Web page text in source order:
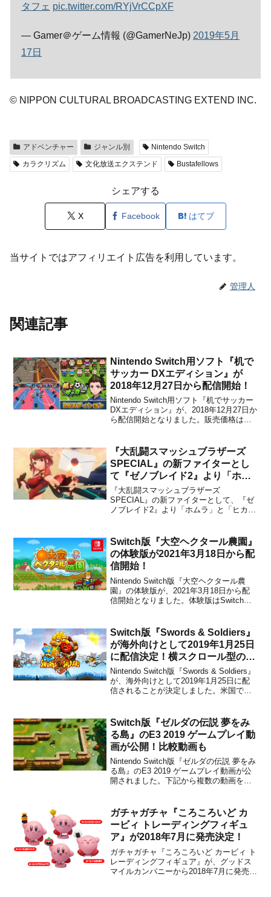
タフェ pic.twitter.com/RYjVrCCpXF
— Gamer＠ゲーム情報 (@GamerNeJp) 2019年5月
17日
© NIPPON CULTURAL BROADCASTING EXTEND INC.
アドベンチャー ジャンル別
Nintendo Switch
カラクリズム
文化放送エクステンド Bustafellows
シェアする
X Facebook はてブ
当サイトではアフィリエイト広告を利用しています。
管理人
関連記事
Nintendo Switch用ソフト『机で
サッカー DXエディション』が
2018年12月27日から配信開始！
Nintendo Switch用ソフト『机でサッカー
DXエディション』が、2018年12月27日か
ら配信開始となりました。販売価格は
ー』本編に追加コンテンツを収録したお
得なパックです。※追加コ...
『大乱闘スマッシュブラザーズ
SPECIAL』の新ファイターとし
て『ゼノブレイド2』より「ホム
ラ」と「ヒカリ」が参戦決定！
『大乱闘スマッシュブラザーズ
SPECIAL』の新ファイターとして、『ゼ
ノブレイド2』より「ホムラ」と「ヒカ
いるとのこと。【ニンテンドートピック
ス】『大乱闘スマッシュブラザーズ
SPECIAL』新たな参...
Switch版『大空ヘクタール農園』
の体験版が2021年3月18日から配
信開始！
Nintendo Switch版『大空ヘクタール農
園』の体験版が、2021年3月18日から配
信開始となりました。体験版はSwitch向
す。気になっていた方は、ぜひチェック
してみてください。©KAIROSOFT...
Switch版『Swords & Soldiers』
が海外向けとして2019年1月25日
に配信決定！横スクロール型のス
トラテジーゲーム
Nintendo Switch版『Swords & Soldiers』
が、海外向けとして2019年1月25日に配
信されることが決定しました。米国での
Gamesによって開発された、横スクロー
ル型のス...
Switch版『ゼルダの伝説 夢をみ
る島』のE3 2019 ゲームプレイ動
画が公開！比較動画も
Nintendo Switch版『ゼルダの伝説 夢をみ
る島』のE3 2019 ゲームプレイ動画が公
開されました。下記から複数の動画をチ
プレイ動画ゼルダの伝説 夢をみる島 -
Switch (【Amazon.co...
ガチャガチャ『ころころいど カ
ービィ トレーディングフィギュ
ア』が2018年7月に発売決定！
ガチャガチャ『ころころいど カービィ ト
レーディングフィギュア』が、グッドス
マイルカンパニーから2018年7月に発売さ